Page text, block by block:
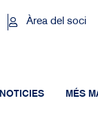
Àrea del soci
NOTICIES MÉS